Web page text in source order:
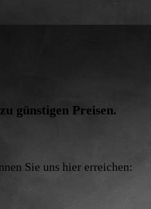
günstigen Preisen.
Sie uns hier erreichen: